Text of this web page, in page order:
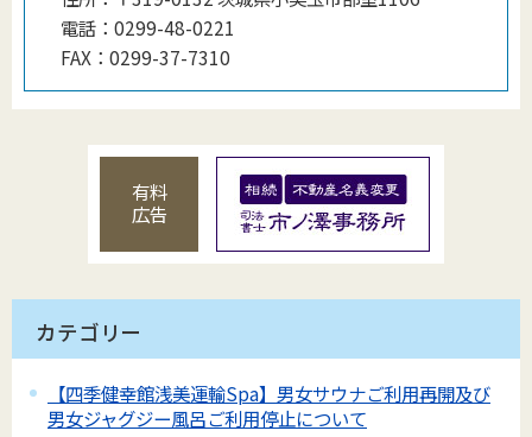
電話： 0299-48-0221
FAX： 0299-37-7310
有料
広告
カテゴリー
【四季健幸館浅美運輸Spa】男女サウナご利用再開及び
男女ジャグジー風呂ご利用停止について